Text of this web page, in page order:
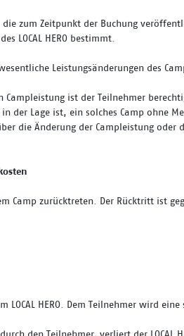
zum Zeitpunkt der Buchung
LOCAL HERO bestimmt.
Leistungsänderungen des
Campleistung ist der Teilnehmer
in der Lage ist, ein solches Camp
die Änderung der Campleistung
Camp zurücktreten. Der Rücktritt ist
HERO. Dem Teilnehmer wird